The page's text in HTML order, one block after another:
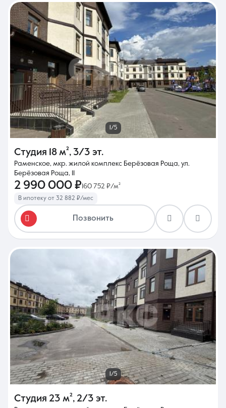
1/5
Студия 18 м², 3/3 эт.
Раменское, мкр. жилой комплекс Берёзовая Роща, ул.
Берёзовая Роща, 11
2 990 000 ₽160 752 ₽/м²
В ипотеку от 32 882 ₽/мес
Позвонить
1/5
Студия 23 м², 2/3 эт.